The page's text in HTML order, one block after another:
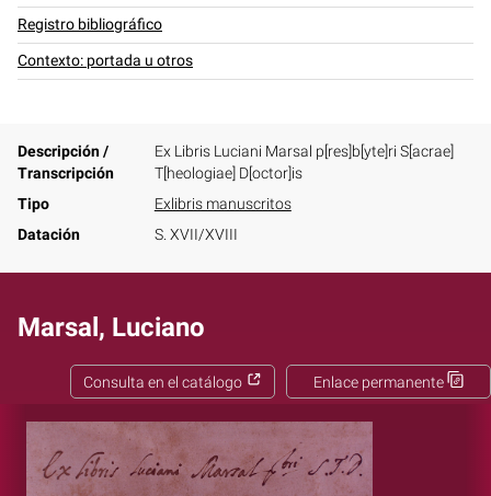
Registro bibliográfico
Contexto: portada u otros
Descripción /
Transcripción
Ex Libris Luciani Marsal p[res]b[yte]ri S[acrae]
T[heologiae] D[octor]is
Tipo
Exlibris manuscritos
Datación
S. XVII/XVIII
Marsal, Luciano
Enlace permanente
Consulta en el catálogo